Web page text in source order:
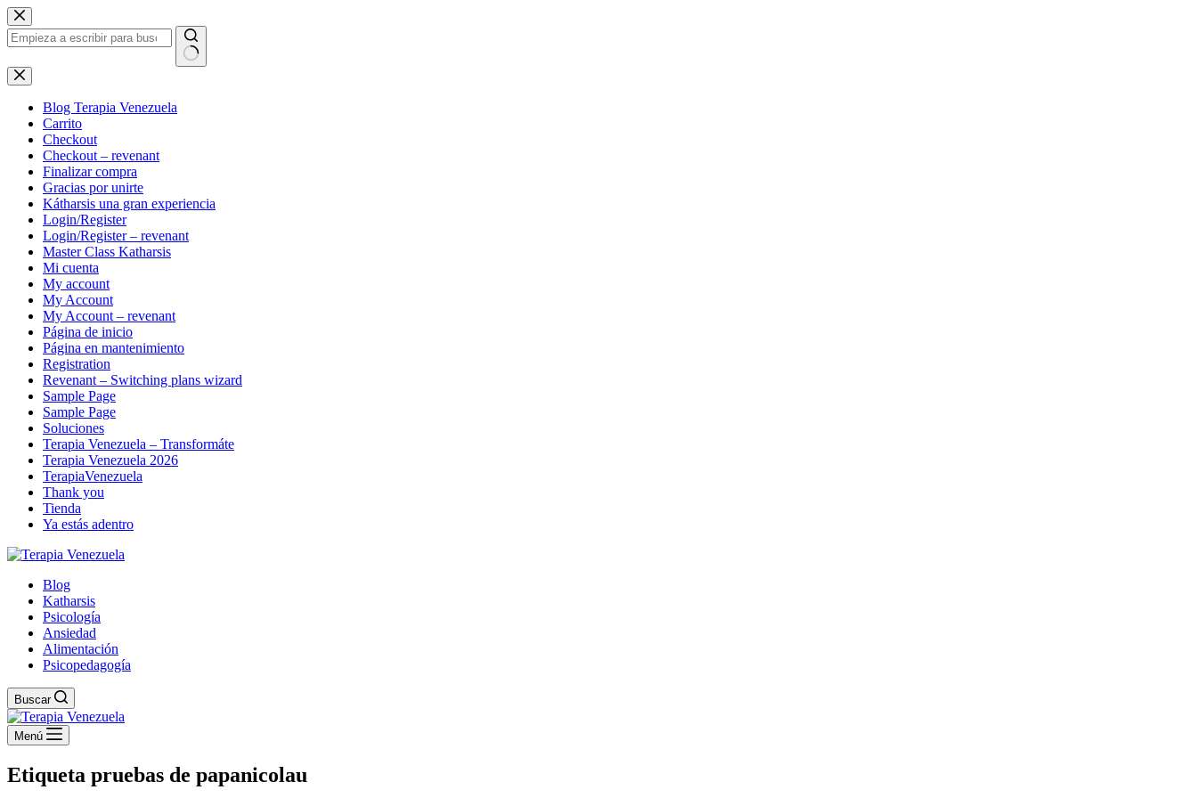
Saltar
al
contenido
Sin
resultados
Blog Terapia Venezuela
Carrito
Checkout
Checkout – revenant
Finalizar compra
Gracias por unirte
Kátharsis una gran experiencia
Login/Register
Login/Register – revenant
Master Class Katharsis
Mi cuenta
My account
My Account
My Account – revenant
Página de inicio
Página en mantenimiento
Registration
Revenant – Switching plans wizard
Sample Page
Sample Page
Soluciones
Terapia Venezuela – Transformáte
Terapia Venezuela 2026
TerapiaVenezuela
Thank you
Tienda
Ya estás adentro
Blog
Katharsis
Psicología
Ansiedad
Alimentación
Psicopedagogía
Buscar
Menú
Etiqueta pruebas de papanicolau